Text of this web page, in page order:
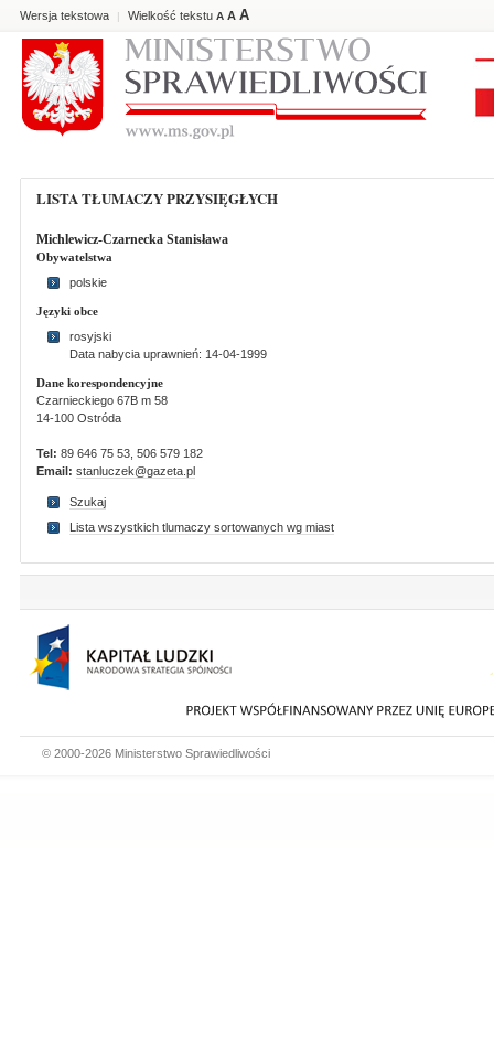
Wersja tekstowa | Wielkość tekstu A A A
LISTA TŁUMACZY PRZYSIĘGŁYCH
Michlewicz-Czarnecka Stanisława
Obywatelstwa
polskie
Języki obce
rosyjski
Data nabycia uprawnień: 14-04-1999
Dane korespondencyjne
Czarnieckiego 67B m 58
14-100 Ostróda
Tel: 89 646 75 53, 506 579 182
Email: stanluczek@gazeta.pl
Szukaj
Lista wszystkich tlumaczy sortowanych wg miast
© 2000-2026 Ministerstwo Sprawiedliwości